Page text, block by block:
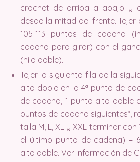
crochet de arriba a abajo y
desde la mitad del frente. Tejer
105-113 puntos de cadena
cadena para girar) con el
(hilo doble).
Tejer la siguiente fila de la
alto doble en la 4ª punto de
de cadena, 1 punto alto doble
puntos de cadena siguientes*,
talla M, L, XL y XXL terminar
el último punto de cadena) =
alto doble. Ver información de